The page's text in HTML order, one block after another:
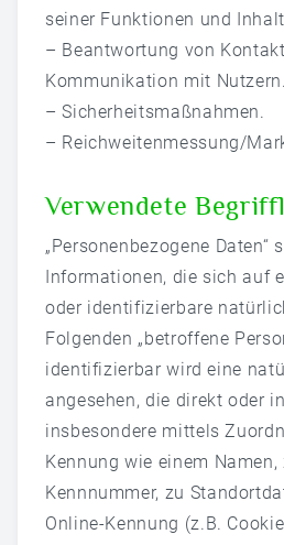
seiner Funktionen und
– Beantwortung von
Kommunikation mit Nutzern.
– Sicherheitsmaßnahmen.
– Reichweitenmessung/
Verwendete
„Personenbezogene Daten“
Informationen, die sich auf
oder identifizierbare
Folgenden „betroffene
identifizierbar wird eine
angesehen, die direkt oder
insbesondere mittels
Kennung wie einem Namen,
Kennnummer, zu
Online-Kennung (z.B.